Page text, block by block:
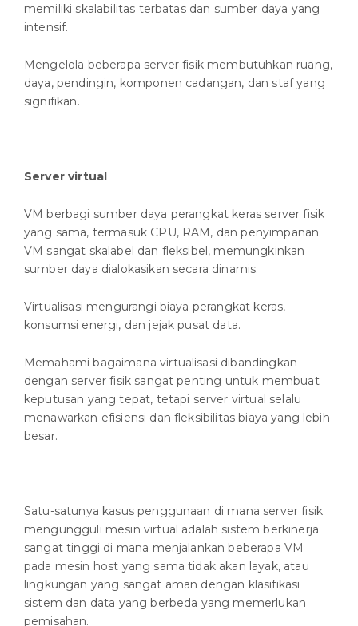
memiliki skalabilitas terbatas dan sumber daya yang
intensif.
Mengelola beberapa server fisik membutuhkan ruang,
daya, pendingin, komponen cadangan, dan staf yang
signifikan.
Server virtual
VM berbagi sumber daya perangkat keras server fisik
yang sama, termasuk CPU, RAM, dan penyimpanan.
VM sangat skalabel dan fleksibel, memungkinkan
sumber daya dialokasikan secara dinamis.
Virtualisasi mengurangi biaya perangkat keras,
konsumsi energi, dan jejak pusat data.
Memahami bagaimana virtualisasi dibandingkan
dengan server fisik sangat penting untuk membuat
keputusan yang tepat, tetapi server virtual selalu
menawarkan efisiensi dan fleksibilitas biaya yang lebih
besar.
Satu-satunya kasus penggunaan di mana server fisik
mengungguli mesin virtual adalah sistem berkinerja
sangat tinggi di mana menjalankan beberapa VM
pada mesin host yang sama tidak akan layak, atau
lingkungan yang sangat aman dengan klasifikasi
sistem dan data yang berbeda yang memerlukan
pemisahan.